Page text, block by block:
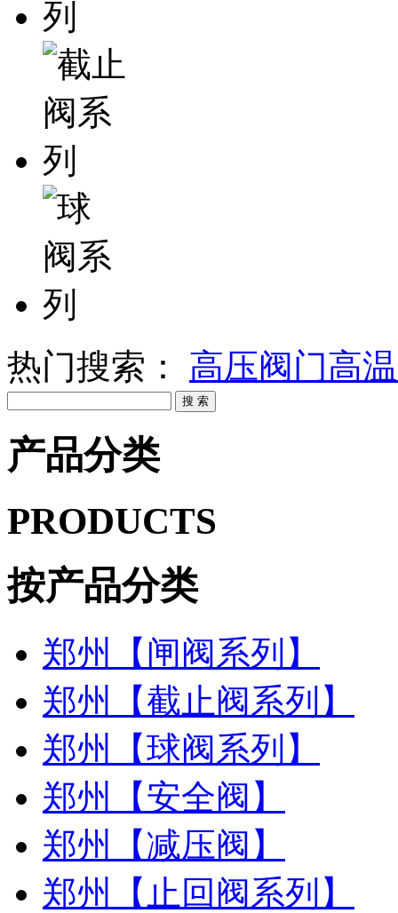
热门搜索： 高压阀门高
产品分类
PRODUCTS
按产品分类
郑州【闸阀系列】
郑州【截止阀系列】
郑州【球阀系列】
郑州【安全阀】
郑州【减压阀】
郑州【止回阀系列】